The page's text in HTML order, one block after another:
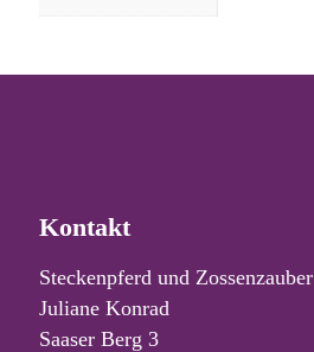
Kontakt
Steckenpferd und Zossenzauber
Juliane Konrad
Saaser Berg 3